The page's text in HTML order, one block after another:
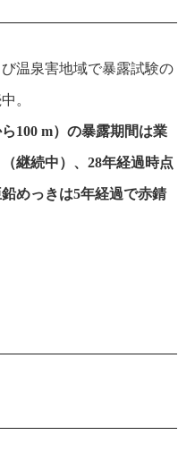
温泉害地域で暴露試験の
。
100 m）の暴露期間は業
継続中）、28年経過時点
めっきは5年経過で赤錆